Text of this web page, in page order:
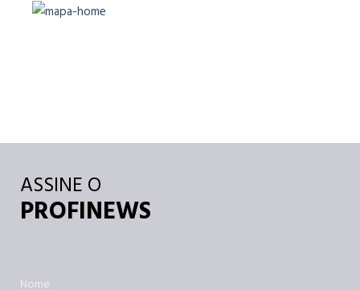
ASSINE O
PROFINEWS
Nome